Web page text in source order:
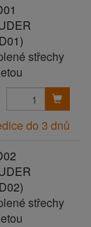
střechy
do 3 dnů
střechy